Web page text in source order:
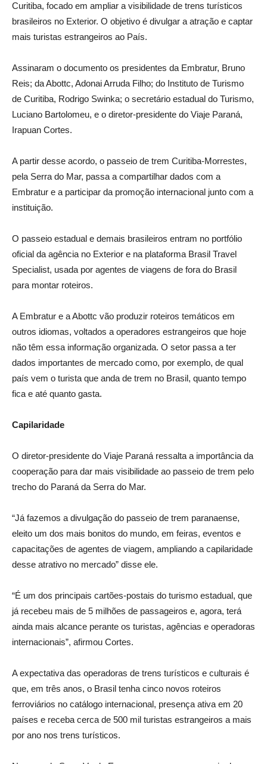
Curitiba, focado em ampliar a visibilidade de trens turísticos
brasileiros no Exterior. O objetivo é divulgar a atração e captar
mais turistas estrangeiros ao País.
Assinaram o documento os presidentes da Embratur, Bruno
Reis; da Abottc, Adonai Arruda Filho; do Instituto de Turismo
de Curitiba, Rodrigo Swinka; o secretário estadual do Turismo,
Luciano Bartolomeu, e o diretor-presidente do Viaje Paraná,
Irapuan Cortes.
A partir desse acordo, o passeio de trem Curitiba-Morrestes,
pela Serra do Mar, passa a compartilhar dados com a
Embratur e a participar da promoção internacional junto com a
instituição.
O passeio estadual e demais brasileiros entram no portfólio
oficial da agência no Exterior e na plataforma Brasil Travel
Specialist, usada por agentes de viagens de fora do Brasil
para montar roteiros.
A Embratur e a Abottc vão produzir roteiros temáticos em
outros idiomas, voltados a operadores estrangeiros que hoje
não têm essa informação organizada. O setor passa a ter
dados importantes de mercado como, por exemplo, de qual
país vem o turista que anda de trem no Brasil, quanto tempo
fica e até quanto gasta.
Capilaridade
O diretor-presidente do Viaje Paraná ressalta a importância da
cooperação para dar mais visibilidade ao passeio de trem pelo
trecho do Paraná da Serra do Mar.
“Já fazemos a divulgação do passeio de trem paranaense,
eleito um dos mais bonitos do mundo, em feiras, eventos e
capacitações de agentes de viagem, ampliando a capilaridade
desse atrativo no mercado” disse ele.
“É um dos principais cartões-postais do turismo estadual, que
já recebeu mais de 5 milhões de passageiros e, agora, terá
ainda mais alcance perante os turistas, agências e operadoras
internacionais”, afirmou Cortes.
A expectativa das operadoras de trens turísticos e culturais é
que, em três anos, o Brasil tenha cinco novos roteiros
ferroviários no catálogo internacional, presença ativa em 20
países e receba cerca de 500 mil turistas estrangeiros a mais
por ano nos trens turísticos.